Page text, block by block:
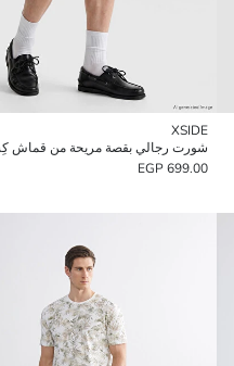
XSIDE
شورت رجالي بقصة مريحة من
699.00 EGP